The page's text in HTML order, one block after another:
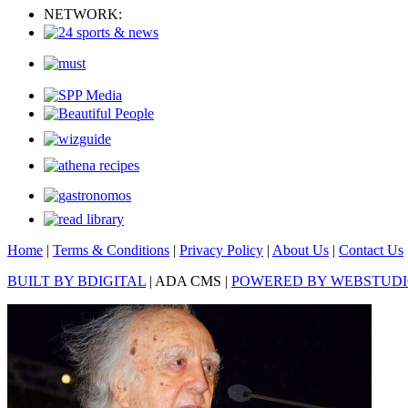
NETWORK:
Home | Terms & Conditions | Privacy Policy | About Us | Contact Us
BUILT BY BDIGITAL | ADA CMS | POWERED BY